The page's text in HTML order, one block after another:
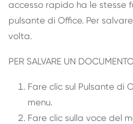
accesso rapido ha le stesse
pulsante di Office. Per
volta.
PER SALVARE UN
Fare clic sul Pulsante di
menu.
Fare clic sulla voce del